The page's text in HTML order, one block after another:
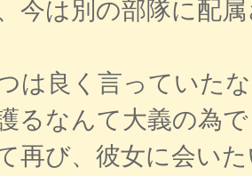
今は別の部隊に配
は良く言っていた
るなんて大義の為
再び、彼女に会い